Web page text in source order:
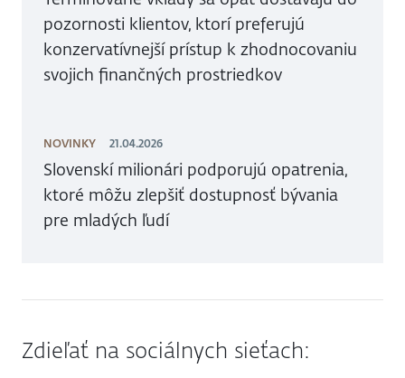
pozornosti klientov, ktorí preferujú
konzervatívnejší prístup k zhodnocovaniu
svojich finančných prostriedkov
NOVINKY 21.04.2026
Slovenskí milionári podporujú opatrenia,
ktoré môžu zlepšiť dostupnosť bývania
pre mladých ľudí
Zdieľať na sociálnych sieťach: